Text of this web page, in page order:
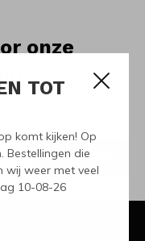
TOT
komt kijken! Op
Bestellingen die
weer met veel
10-08-26
onze
en promoties
ABONNEER